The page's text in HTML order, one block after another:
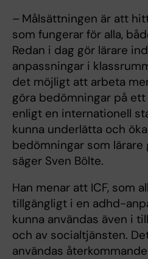
– Målsättningen är att
som fungerar för alla,
Redan i dag gör lärare
anpassningar i
det möjligt att arbeta
göra bedömningar på
enligt en internationell
kunna underlätta och
bedömningar som lärare
säger Sven Bölte.
Han menar att ICF, som
tillgängligt i en adhd-
kunna användas även i
och av socialtjänsten.
användas